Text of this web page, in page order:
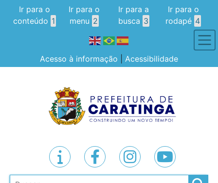
Ir para o
conteúdo 1
Ir para o
menu 2
Ir para a
busca 3
Ir para o
rodapé 4
Acesso à informação Acessibilidade
Pesquisar